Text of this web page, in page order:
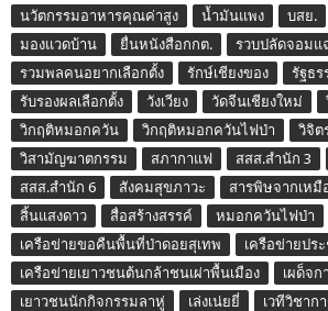
นวัตกรรมอาหารคุณค่าสูง
น้ำมันแพง บสย.
มองแวดบ้าน
ยื่นหนังสือกกต.
รวบปลัดจอมแ
รวมพลคนอยากเลือกตั้ง
รักษ์เชียงของ
รัฐธ
รับรองผลเลือกตั้ง
วังเวียง วัดจีนเชียงใหม่
วิกฤติหมอกควัน
วิกฤติหมอกควันไฟป่า
วิจิต
วิสามัญฆาตกรรม
สภากาแฟ สสส.สำนัก 3
สสส.สำนัก 6
สังคมสุขภาวะ
สารพิษจากเหมื
สิ้นแสงดาว
สื่อสร้างสรรค์ หมอกควันไฟป่า
เครือข่ายขอคืนพื้นที่ป่าดอยสุเทพ
เครือข่ายปร
เครือข่ายเยาวชนต้นกล้าชนเผ่าพื้นเมือง
เผด็จก
เยาวชนนักกิจกรรมลาหู่
เล่งเน่ยยี่
เวทีวิชาก